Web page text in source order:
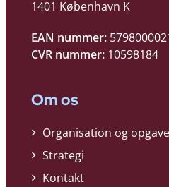
1401 København K
EAN nummer:
CVR nummer: 10598184
Om os
Organisation og
Strategi
Kontakt